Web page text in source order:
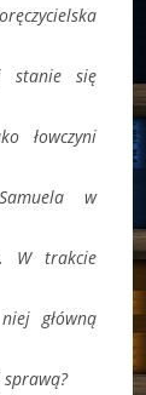
stanie się
łowczyni
w
W trakcie
główną